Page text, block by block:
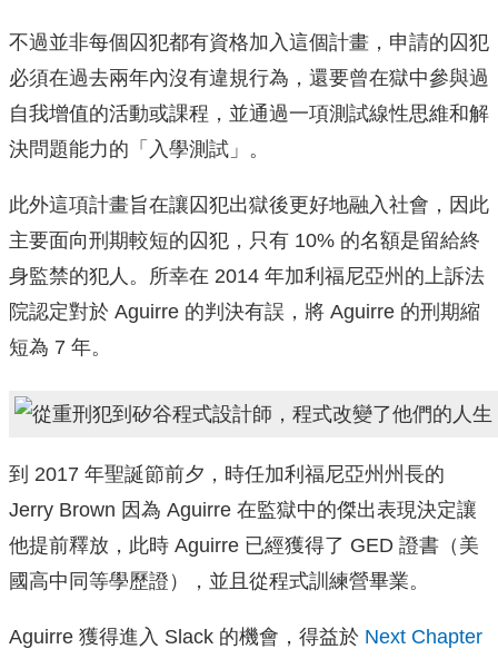
不過並非每個囚犯都有資格加入這個計畫，申請的囚犯
必須在過去兩年內沒有違規行為，還要曾在獄中參與過
自我增值的活動或課程，並通過一項測試線性思維和解
決問題能力的「入學測試」。
此外這項計畫旨在讓囚犯出獄後更好地融入社會，因此
主要面向刑期較短的囚犯，只有 10% 的名額是留給終
身監禁的犯人。所幸在 2014 年加利福尼亞州的上訴法
院認定對於 Aguirre 的判決有誤，將 Aguirre 的刑期縮
短為 7 年。
到 2017 年聖誕節前夕，時任加利福尼亞州州長的
Jerry Brown 因為 Aguirre 在監獄中的傑出表現決定讓
他提前釋放，此時 Aguirre 已經獲得了 GED 證書（美
國高中同等學歷證），並且從程式訓練營畢業。
Aguirre 獲得進入 Slack 的機會，得益於 Next Chapter